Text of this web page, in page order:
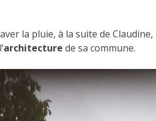
la pluie, à la suite de
architecture de sa commune.